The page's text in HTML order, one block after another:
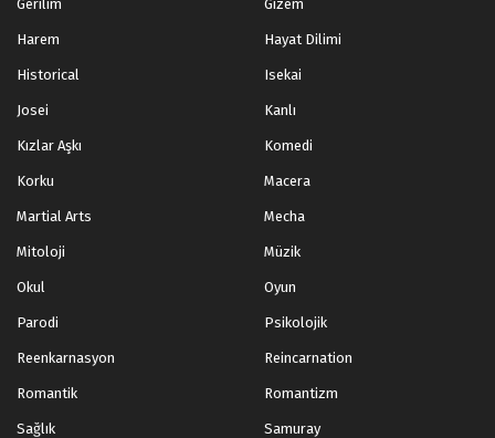
Gerilim Gizem
Harem Hayat Dilimi
Historical Isekai
Josei Kanlı
Kızlar Aşkı Komedi
Korku Macera
Martial Arts Mecha
Mitoloji Müzik
Okul Oyun
Parodi Psikolojik
Reenkarnasyon Reincarnation
Romantik Romantizm
Sağlık Samuray